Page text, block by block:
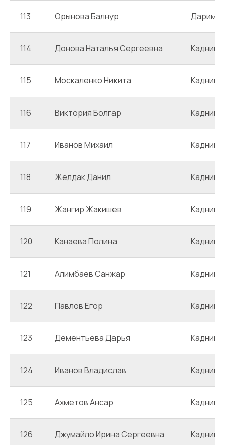
113 Орынова Балнур
114 Донова Наталья Сергеевна
115 Москаленко Никита
116 Виктория Болгар
117 Иванов Михаил
118 Желдак Данил
119 Жангир Жакишев
120 Канаева Полина
121 Алимбаев Санжар
122 Павлов Егор
123 Дементьева Дарья
124 Иванов Владислав
125 Ахметов Ансар
126 Джумайло Ирина Сергеевна